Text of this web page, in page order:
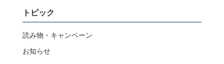
トピック
読み物・キャンペーン
お知らせ